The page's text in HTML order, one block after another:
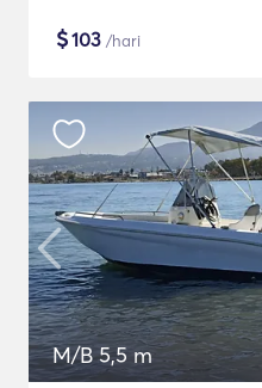
$103 /hari
M/B 5,5 m